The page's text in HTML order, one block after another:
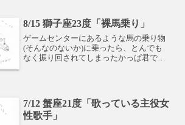
っきりはっきりさせるよ...
8/15 獅子座23度「裸馬乗り」
ゲームセンターにあるような馬の乗り物
(そんなのないか)に乗ったら、とんでも
なく振り回されてしまったかっぱ君で
ような度数です...
7/12 蟹座21度「歌っている主役女
性歌手」